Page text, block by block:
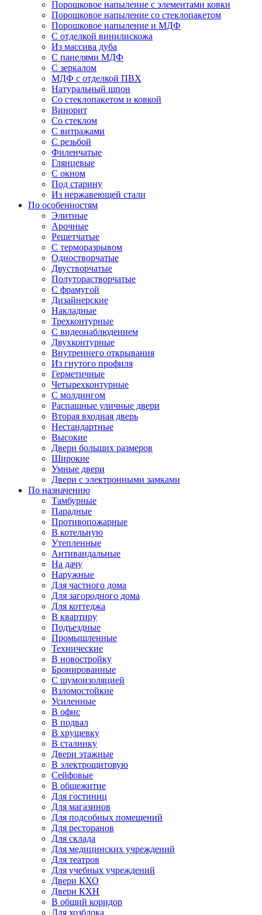
Порошковое напыление с элементами ковки
Порошковое напыление со стеклопакетом
Порошковое напыление и МДФ
С отделкой винилискожа
Из массива дуба
С панелями МДФ
С зеркалом
МДФ с отделкой ПВХ
Натуральный шпон
Со стеклопакетом и ковкой
Винорит
Со стеклом
С витражами
С резьбой
Филенчатые
Глянцевые
С окном
Под старину
Из нержавеющей стали
По особенностям
Элитные
Арочные
Решетчатые
С терморазрывом
Одностворчатые
Двустворчатые
Полуторастворчатые
С фрамугой
Дизайнерские
Накладные
Трехконтурные
С видеонаблюдением
Двухконтурные
Внутреннего открывания
Из гнутого профиля
Герметичные
Четырехконтурные
С молдингом
Распашные уличные двери
Вторая входная дверь
Нестандартные
Высокие
Двери больших размеров
Широкие
Умные двери
Двери с электронными замками
По назначению
Тамбурные
Парадные
Противопожарные
В котельную
Утепленные
Антивандальные
На дачу
Наружные
Для частного дома
Для загородного дома
Для коттеджа
В квартиру
Подъездные
Промышленные
Технические
В новостройку
Бронированные
С шумоизоляцией
Взломостойкие
Усиленные
В офис
В подвал
В хрущевку
В сталинку
Двери этажные
В электрощитовую
Сейфовые
В общежитие
Для гостиниц
Для магазинов
Для подсобных помещений
Для ресторанов
Для склада
Для медицинских учреждений
Для театров
Для учебных учреждений
Двери КХО
Двери КХН
В общий коридор
Для хозблока